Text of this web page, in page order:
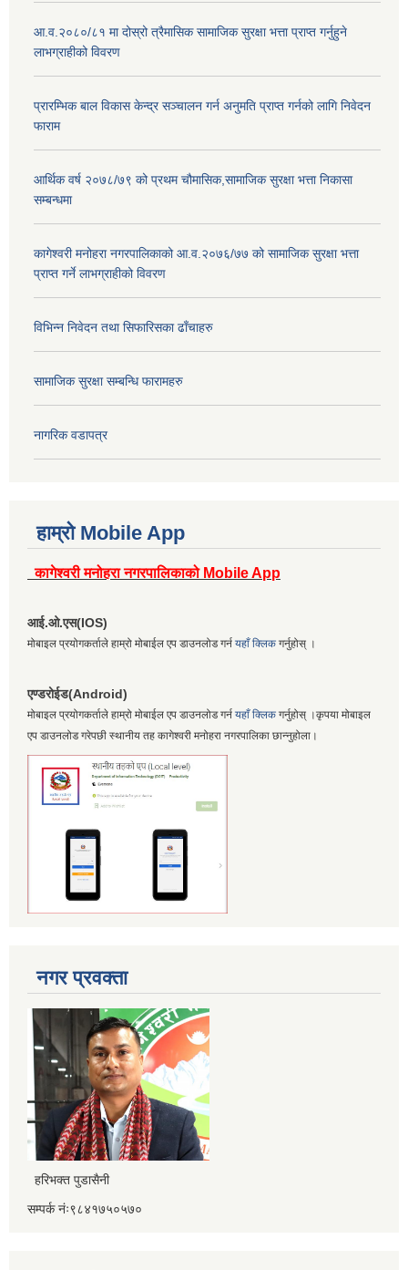
आ.व.२०८०/८१ मा दोस्रो त्रैमासिक सामाजिक सुरक्षा भत्ता प्राप्त गर्नुहुने
लाभग्राहीको विवरण
प्रारम्भिक बाल विकास केन्द्र सञ्चालन गर्न अनुमति प्राप्त गर्नको लागि निवेदन
फाराम
आर्थिक वर्ष २०७८/७९ को प्रथम चौमासिक,सामाजिक सुरक्षा भत्ता निकासा
सम्बन्धमा
कागेश्वरी मनोहरा नगरपालिकाको आ.व.२०७६/७७ को सामाजिक सुरक्षा भत्ता
प्राप्त गर्ने लाभग्राहीको विवरण
विभिन्न निवेदन तथा सिफारिसका ढाँचाहरु
सामाजिक सुरक्षा सम्बन्धि फारामहरु
नागरिक वडापत्र
हाम्रो Mobile App
कागेश्वरी मनोहरा नगरपालिकाको Mobile App
आई.ओ.एस(IOS)
मोबाइल प्रयोगकर्ताले हाम्रो मोबाईल एप डाउनलोड गर्न यहाँ क्लिक गर्नुहोस् ।
एण्डरोईड(Android)
मोबाइल प्रयोगकर्ताले हाम्रो मोबाईल एप डाउनलोड गर्न यहाँ क्लिक गर्नुहोस् ।कृपया मोबाइल
एप डाउनलोड गरेपछी स्थानीय तह कागेश्वरी मनोहरा नगरपालिका छान्नुहोला।
नगर प्रवक्ता
हरिभक्त पुडासैनी
सम्पर्क नंः९८४१७५०५७०